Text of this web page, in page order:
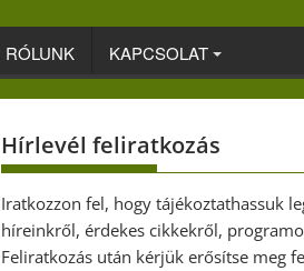
RÓLUNK KAPCSOLAT
Hírlevél feliratkozás
Iratkozzon fel, hogy tájékoztathassuk
híreinkről, érdekes cikkekről,
Feliratkozás után kérjük erősítse meg